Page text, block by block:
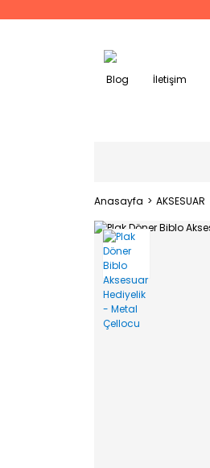
Blog İletişim
Anasayfa AKSESUAR